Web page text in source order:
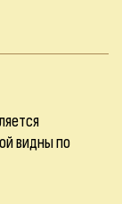
видны по